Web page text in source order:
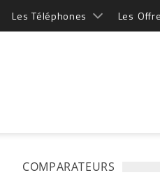
Les Téléphones Les
COMPARATEURS